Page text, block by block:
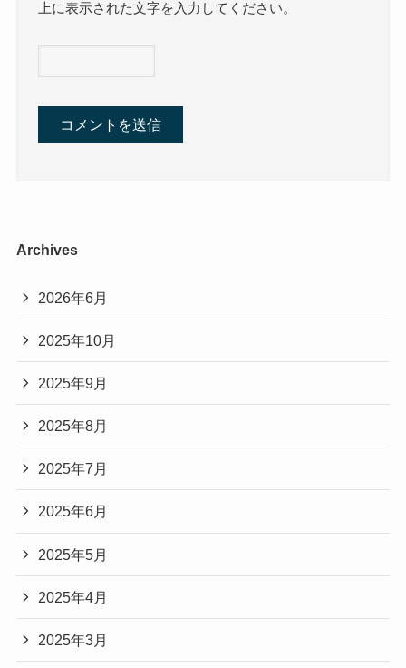
上に表示された文字を入力してください。
Archives
2026年6月
2025年10月
2025年9月
2025年8月
2025年7月
2025年6月
2025年5月
2025年4月
2025年3月